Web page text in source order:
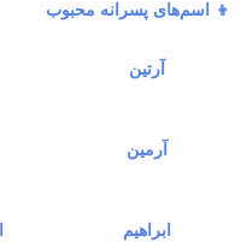
👦 اسم‌های پسرانه محبوب
آرتین
آرمین
ابراهیم